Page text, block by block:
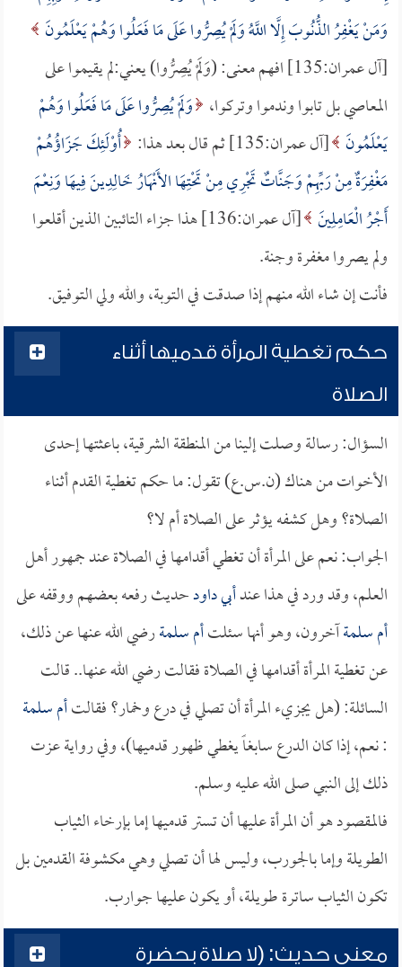
وَمَنْ يَغْفِرُ الذُّنُوبَ إِلَّا اللَّهُ وَلَمْ يُصِرُّوا عَلَى مَا فَعَلُوا وَهُمْ يَعْلَمُونَ
[آل عمران:135] افهم معنى: (وَلَمْ يُصِرُّوا) يعني:لم يقيموا على
المعاصي بل تابوا وندموا وتركوا، وَلَمْ يُصِرُّوا عَلَى مَا فَعَلُوا وَهُمْ
يَعْلَمُونَ [آل عمران:135] ثم قال بعد هذا:
أُوْلَئِكَ جَزَاؤُهُمْ
مَغْفِرَةٌ مِنْ رَبِّهِمْ وَجَنَّاتٌ تَجْرِي مِنْ تَحْتِهَا الأَنْهَارُ خَالِدِينَ فِيهَا وَنِعْمَ
أَجْرُ الْعَامِلِينَ
[آل عمران:136] هذا جزاء التائبين الذين أقلعوا
ولم يصروا مغفرة وجنة.
فأنت إن شاء الله منهم إذا صدقت في التوبة، والله ولي التوفيق.
حكم تغطية المرأة قدميها أثناء
الصلاة
السؤال: رسالة وصلت إلينا من المنطقة الشرقية، باعثتها إحدى
الأخوات من هناك (ن.س.ع) تقول: ما حكم تغطية القدم أثناء
الصلاة؟ وهل كشفه يؤثر على الصلاة أم لا؟
الجواب: نعم على المرأة أن تغطي أقدامها في الصلاة عند جمهور أهل
العلم، وقد ورد في هذا عندأبي داودحديث رفعه بعضهم ووقفه على
أم سلمةآخرون، وهو أنها سئلتأم سلمةرضي الله عنها عن ذلك،
عن تغطية المرأة أقدامها في الصلاة فقالت رضي الله عنها.. قالت
السائلة: (هل يجزيء المرأة أن تصلي في درع وخمار؟ فقالتأم سلمة
: نعم، إذا كان الدرع سابغاً يغطي ظهور قدميها)، وفي رواية عزت
ذلك إلى النبي صلى الله عليه وسلم.
فالمقصود هو أن المرأة عليها أن تستر قدميها إما بإرخاء الثياب
الطويلة وإما بالجورب، وليس لها أن تصلي وهي مكشوفة القدمين بل
تكون الثياب ساترة طويلة، أو يكون عليها جوارب.
معنى حديث: (لا صلاة بحضرة